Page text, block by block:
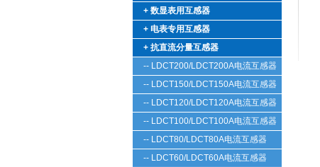
+ 数显表用互感器
+ 电表专用互感器
+ 抗直流分量互感器
-- LDCT200/LDCT200A电流互感器
-- LDCT150/LDCT150A电流互感器
-- LDCT120/LDCT120A电流互感器
-- LDCT100/LDCT100A电流互感器
-- LDCT80/LDCT80A电流互感器
-- LDCT60/LDCT60A电流互感器